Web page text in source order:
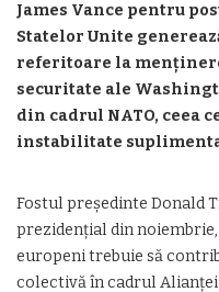
James Vance pentru
Statelor Unite
referitoare la
securitate ale
din cadrul NATO, ceea
instabilitate
Fostul președinte Donald
prezidențial din
europeni trebuie să
colectivă în cadrul